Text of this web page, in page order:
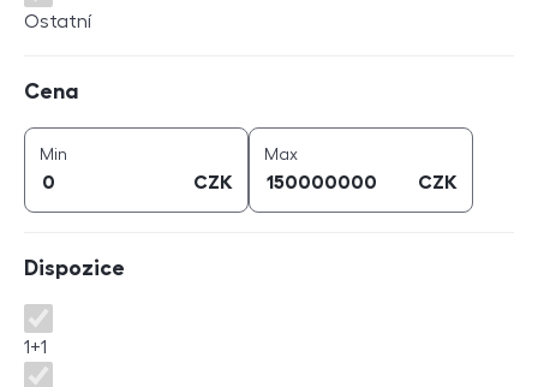
Ostatní
Cena
Min
CZK
Maxcena (
CZK
Dispozice
Dispozice
1+1